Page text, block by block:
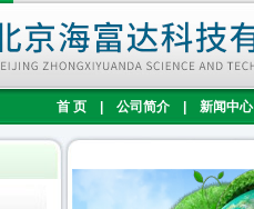
首 页 公司简介 新闻中心